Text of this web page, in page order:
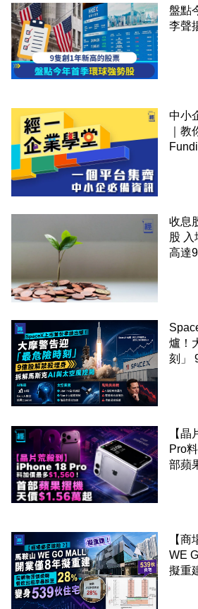
盤點
李聲
中小
｜
收息
股 入
高達
爐！
刻」
【
Pro
部蘋
【
WE
擬重